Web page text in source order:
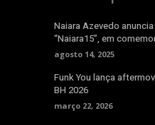
Naiara Azevedo
“Naiara15”, em
agosto 14, 2025
Funk You lança
BH 2026
março 22, 2026